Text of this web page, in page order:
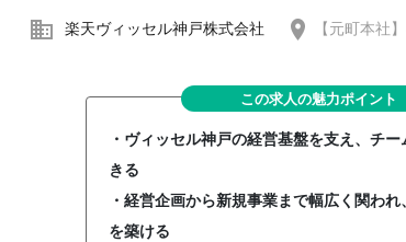
楽天ヴィッセル神戸株式会社 【元町本社
この求人の魅力ポイント
・ヴィッセル神戸の経営基盤を支え、チ
きる
・経営企画から新規事業まで幅広く関わ
を築ける